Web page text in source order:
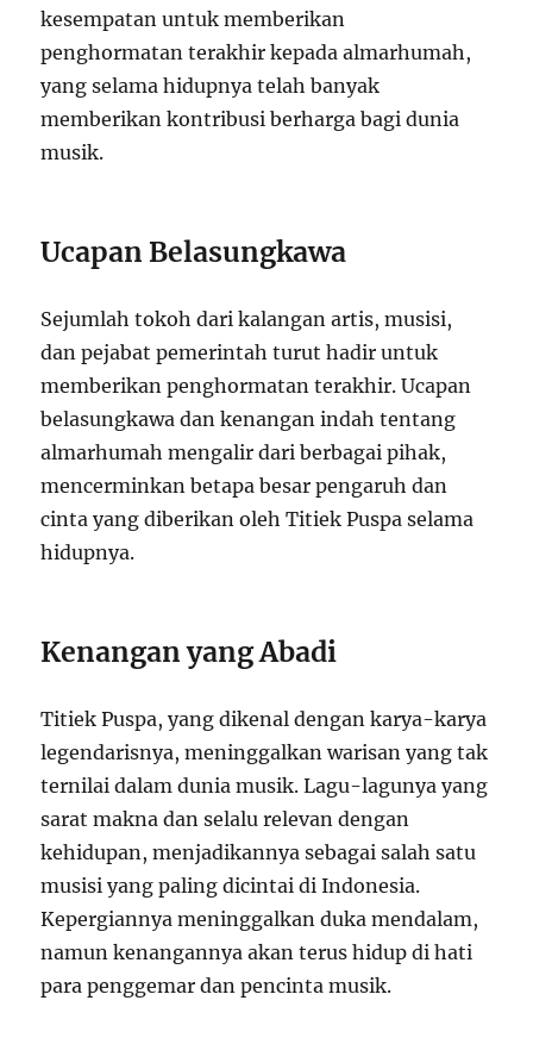
kesempatan untuk memberikan
penghormatan terakhir kepada almarhumah,
yang selama hidupnya telah banyak
memberikan kontribusi berharga bagi dunia
musik.
Ucapan Belasungkawa
Sejumlah tokoh dari kalangan artis, musisi,
dan pejabat pemerintah turut hadir untuk
memberikan penghormatan terakhir. Ucapan
belasungkawa dan kenangan indah tentang
almarhumah mengalir dari berbagai pihak,
mencerminkan betapa besar pengaruh dan
cinta yang diberikan oleh Titiek Puspa selama
hidupnya.
Kenangan yang Abadi
Titiek Puspa, yang dikenal dengan karya-karya
legendarisnya, meninggalkan warisan yang tak
ternilai dalam dunia musik. Lagu-lagunya yang
sarat makna dan selalu relevan dengan
kehidupan, menjadikannya sebagai salah satu
musisi yang paling dicintai di Indonesia.
Kepergiannya meninggalkan duka mendalam,
namun kenangannya akan terus hidup di hati
para penggemar dan pencinta musik.